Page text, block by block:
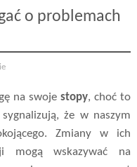
o problemach
na swojestopy, choć to
że w naszym
Zmiany w ich
mogą wskazywać na